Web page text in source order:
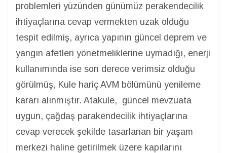
problemleri yüzünden günümüz perakendecilik
ihtiyaçlarına cevap vermekten uzak olduğu
tespit edilmiş, ayrıca yapının güncel deprem ve
yangın afetleri yönetmeliklerine uymadığı, enerji
kullanımında ise son derece verimsiz olduğu
görülmüş, Kule hariç AVM bölümünü yenileme
kararı alınmıştır. Atakule, güncel mevzuata
uygun, çağdaş parakendecilik ihtiyaçlarına
cevap verecek şekilde tasarlanan bir yaşam
merkezi haline getirilmek üzere kapılarını